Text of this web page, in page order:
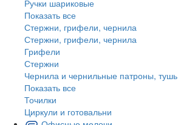
Ручки шариковые
Показать все
Стержни, грифели, чернила
Стержни, грифели, чернила
Грифели
Стержни
Чернила и чернильные патроны, тушь
Показать все
Точилки
Циркули и готовальни